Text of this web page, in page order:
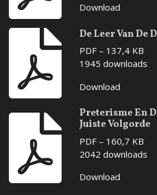
Download
De Leer Van De
PDF – 137,4 KB
1945 downloads
Download
Preterisme En
Juiste Volgorde
PDF – 160,7 KB
2042 downloads
Download